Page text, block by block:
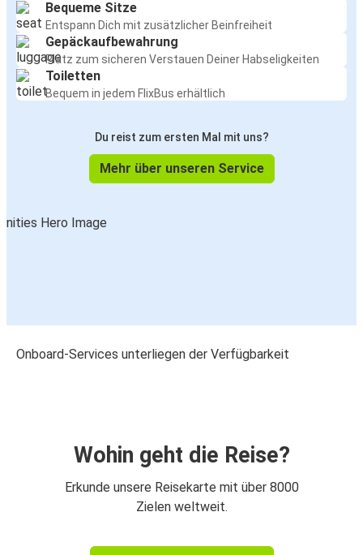
Bequeme Sitze
Entspann Dich mit zusätzlicher Beinfreiheit
Gepäckaufbewahrung
Platz zum sicheren Verstauen Deiner Habseligkeiten
Toiletten
Bequem in jedem FlixBus erhältlich
Du reist zum ersten Mal mit uns?
Mehr über unseren Service
Onboard-Services unterliegen der Verfügbarkeit
Wohin geht die Reise?
Erkunde unsere Reisekarte mit über 8000
Zielen weltweit.